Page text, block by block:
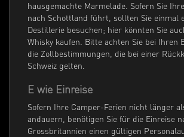
hausgemachte Marmelade. Sofern Sie
nach Schottland führt, sollten Sie einmal
Destillerie besuchen; hier könnten Sie
Whisky kaufen. Bitte achten Sie bei Ihren
die Zollbestimmungen, die bei einer
Schweiz gelten.
E wie Einreise
Sofern Ihre Camper-Ferien nicht länger
andauern, benötigen Sie für die Einreise
Grossbritannien einen gültigen